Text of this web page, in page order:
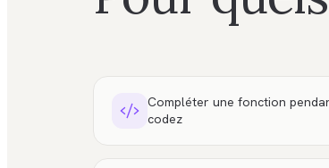
Compléter une fonction
codez